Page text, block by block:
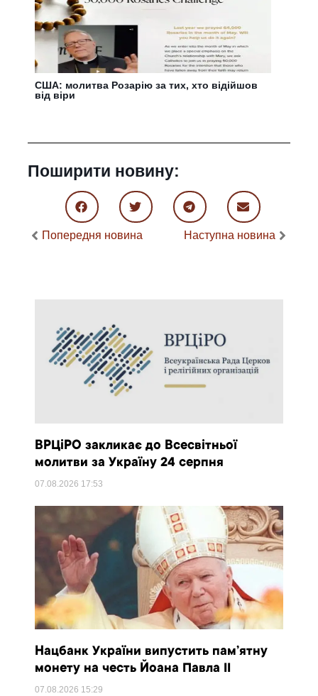
США: молитва Розарію за тих, хто відійшов
від віри
Поширити новину:
Попередня новина Наступна новина
ВРЦіРО закликає до Всесвітньої
молитви за Україну 24 серпня
07.08.2026 17:53
Нацбанк України випустить пам’ятну
монету на честь Йоана Павла II
07.08.2026 15:29